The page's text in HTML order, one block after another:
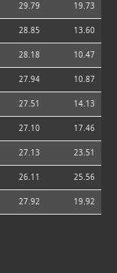
29.79 19.73
28.85 13.60
28.18 10.47
27.94 10.87
27.51 14.13
27.10 17.46
27.13 23.51
26.11 25.56
27.92 19.92